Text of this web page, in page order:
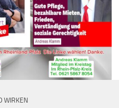
WIRKEN